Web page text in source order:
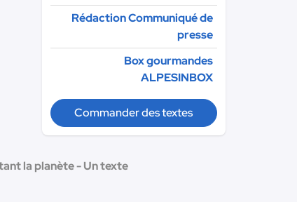
Rédaction Communiqué de
presse
Box gourmandes
ALPESINBOX
Commander des textes
la planète - Un texte